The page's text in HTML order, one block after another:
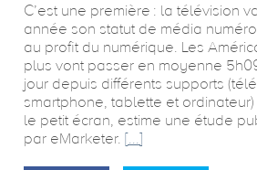
C’est une première : la télévision
année son statut de média
au profit du numérique. Les
plus vont passer en moyenne
jour depuis différents supports
smartphone, tablette et
le petit écran, estime une étude
par eMarketer.[...]